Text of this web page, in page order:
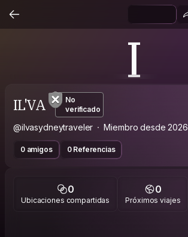
I
IL'VA
No
verificado
@ilvasydneytraveler Miembro desde 2026
0 amigos 0 Referencias
0
Ubicaciones compartidas
0
Próximos viajes